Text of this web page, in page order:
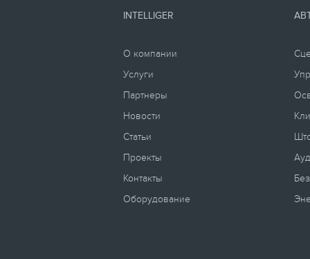
INTELLIGER
О компании
Услуги
Партнеры
Новости
Статьи
Проекты
Контакты
Оборудование